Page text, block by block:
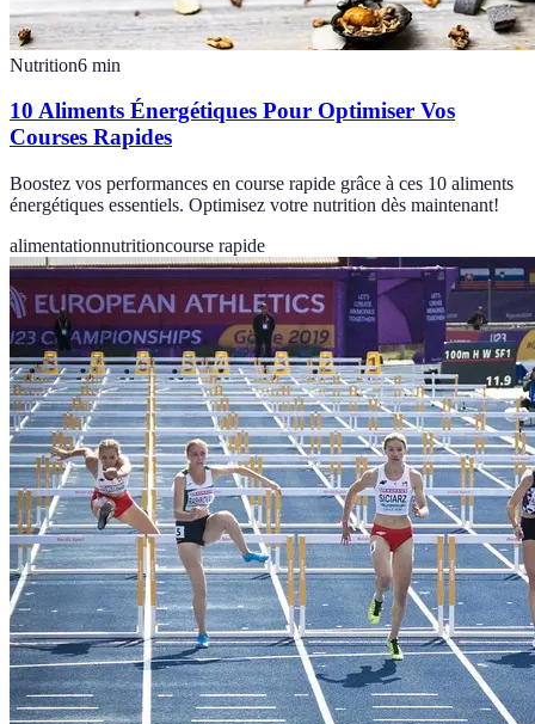
Nutrition6 min
10 Aliments Énergétiques Pour Optimiser Vos
Courses Rapides
Boostez vos performances en course rapide grâce à ces 10 aliments
énergétiques essentiels. Optimisez votre nutrition dès maintenant!
alimentationnutritioncourse rapide